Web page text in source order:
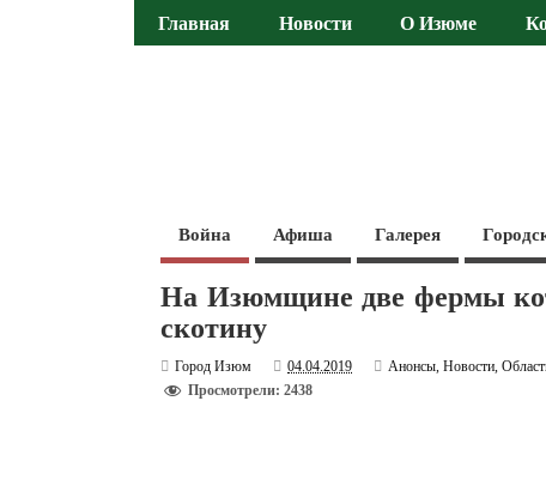
Главная Новости О Изюме
Война Афиша Галерея
На Изюмщине две фермы
скотину
Город Изюм 04.04.2019 Анонсы,Новости,
Просмотрели: 2438